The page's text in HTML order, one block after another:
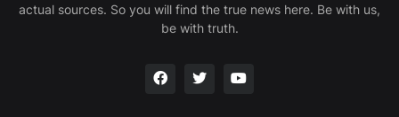
actual sources. So you will find the true news here. Be with us,
be with truth.